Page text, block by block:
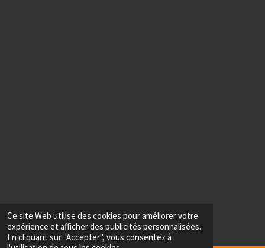
Ce site Web utilise des cookies pour améliorer votre
expérience et afficher des publicités personnalisées.
En cliquant sur "Accepter", vous consentez à